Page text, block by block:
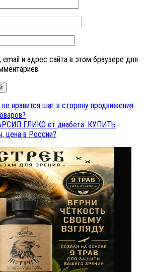
и адрес сайта в этом браузере для
нравится шаг в сторону продвижения
ГЛИКО от диабета. КУПИТЬ
цена в России?